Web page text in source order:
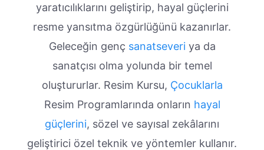
yaratıcılıklarını geliştirip, hayal güçlerini
resme yansıtma özgürlüğünü kazanırlar.
Geleceğin genç sanatseveriya da
sanatçısı olma yolunda bir temel
oluştururlar. Resim Kursu, Çocuklarla
Resim Programlarında onların hayal
güçlerini, sözel ve sayısal zekâlarını
geliştirici özel teknik ve yöntemler kullanır.